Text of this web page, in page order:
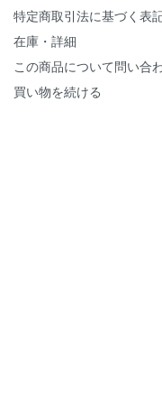
特定商取引法に基づく表
在庫・詳細
この商品について問い合
買い物を続ける